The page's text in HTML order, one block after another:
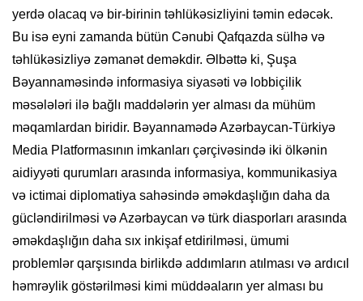
yerdə olacaq və bir-birinin təhlükəsizliyini təmin edəcək.
Bu isə eyni zamanda bütün Cənubi Qafqazda sülhə və
təhlükəsizliyə zəmanət deməkdir. Əlbəttə ki, Şuşa
Bəyannaməsində informasiya siyasəti və lobbiçilik
məsələləri ilə bağlı maddələrin yer alması da mühüm
məqamlardan biridir. Bəyannamədə Azərbaycan-Türkiyə
Media Platformasının imkanları çərçivəsində iki ölkənin
aidiyyəti qurumları arasında informasiya, kommunikasiya
və ictimai diplomatiya sahəsində əməkdaşlığın daha da
gücləndirilməsi və Azərbaycan və türk diasporları arasında
əməkdaşlığın daha sıx inkişaf etdirilməsi, ümumi
problemlər qarşısında birlikdə addımların atılması və ardıcıl
həmrəylik göstərilməsi kimi müddəaların yer alması bu